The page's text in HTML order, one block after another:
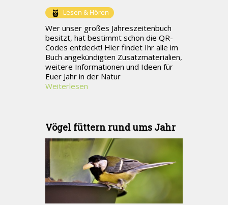
Lesen & Hören
Wer unser großes Jahreszeitenbuch
besitzt, hat bestimmt schon die QR-
Codes entdeckt! Hier findet Ihr alle im
Buch angekündigten Zusatzmaterialien,
weitere Informationen und Ideen für
Euer Jahr in der Natur
Weiterlesen
Vögel füttern rund ums Jahr